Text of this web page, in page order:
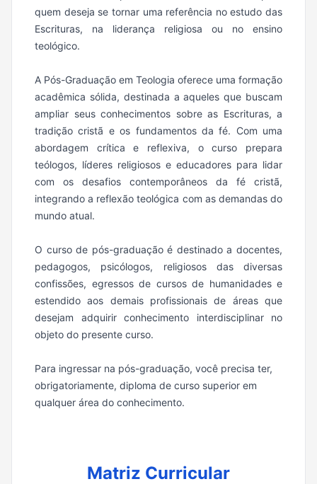
quem deseja se tornar uma referência no estudo das
Escrituras, na liderança religiosa ou no ensino
teológico.
A Pós-Graduação em Teologia oferece uma formação
acadêmica sólida, destinada a aqueles que buscam
ampliar seus conhecimentos sobre as Escrituras, a
tradição cristã e os fundamentos da fé. Com uma
abordagem crítica e reflexiva, o curso prepara
teólogos, líderes religiosos e educadores para lidar
com os desafios contemporâneos da fé cristã,
integrando a reflexão teológica com as demandas do
mundo atual.
O curso de pós-graduação é destinado a docentes,
pedagogos, psicólogos, religiosos das diversas
confissões, egressos de cursos de humanidades e
estendido aos demais profissionais de áreas que
desejam adquirir conhecimento interdisciplinar no
objeto do presente curso.
Para ingressar na pós-graduação, você precisa ter,
obrigatoriamente, diploma de curso superior em
qualquer área do conhecimento.
Matriz Curricular